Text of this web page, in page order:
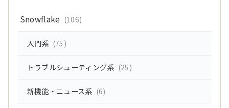
Snowflake (106)
入門系 (75)
トラブルシューティング系 (25)
新機能・ニュース系 (6)